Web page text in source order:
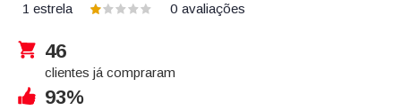
1 estrela
0 avaliações
46
clientes já compraram
93%